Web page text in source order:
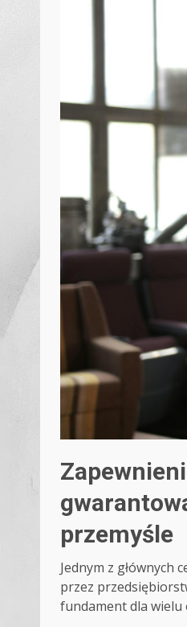
przemyśle
Jednym z głównych
przez
fundament dla wielu